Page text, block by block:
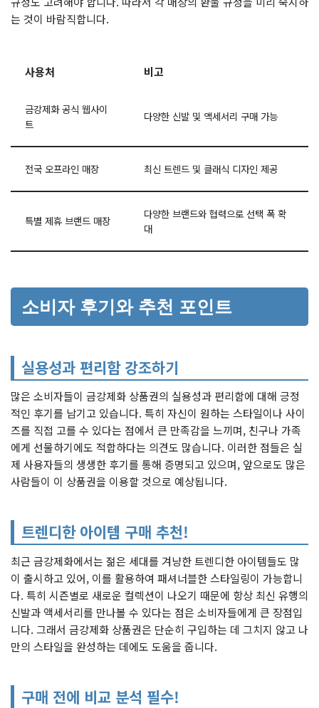
는 것이 바람직합니다.
사용처 비고
금강제화 공식 웹사이
트
다양한 신발 및 액세서리 구매 가능
전국 오프라인 매장 최신 트렌드 및 클래식 디자인 제공
특별 제휴 브랜드 매장
다양한 브랜드와 협력으로 선택 폭 확
대
소비자 후기와 추천 포인트
실용성과 편리함 강조하기
많은 소비자들이 금강제화 상품권의 실용성과 편리함에 대해 긍정
적인 후기를 남기고 있습니다. 특히 자신이 원하는 스타일이나 사이
즈를 직접 고를 수 있다는 점에서 큰 만족감을 느끼며, 친구나 가족
에게 선물하기에도 적합하다는 의견도 많습니다. 이러한 점들은 실
제 사용자들의 생생한 후기를 통해 증명되고 있으며, 앞으로도 많은
사람들이 이 상품권을 이용할 것으로 예상됩니다.
트렌디한 아이템 구매 추천!
최근 금강제화에서는 젊은 세대를 겨냥한 트렌디한 아이템들도 많
이 출시하고 있어, 이를 활용하여 패셔너블한 스타일링이 가능합니
다. 특히 시즌별로 새로운 컬렉션이 나오기 때문에 항상 최신 유행의
신발과 액세서리를 만나볼 수 있다는 점은 소비자들에게 큰 장점입
니다. 그래서 금강제화 상품권은 단순히 구입하는 데 그치지 않고 나
만의 스타일을 완성하는 데에도 도움을 줍니다.
구매 전에 비교 분석 필수!